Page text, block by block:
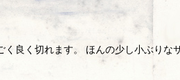
良く切れます。 ほんの少し小ぶり